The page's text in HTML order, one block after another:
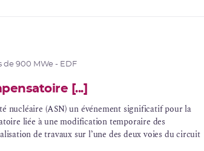
de 900 MWe - EDF
[...]
nucléaire (ASN) un événement significatif pour la
liée à une modification temporaire des
de travaux sur l’une des deux voies du circuit